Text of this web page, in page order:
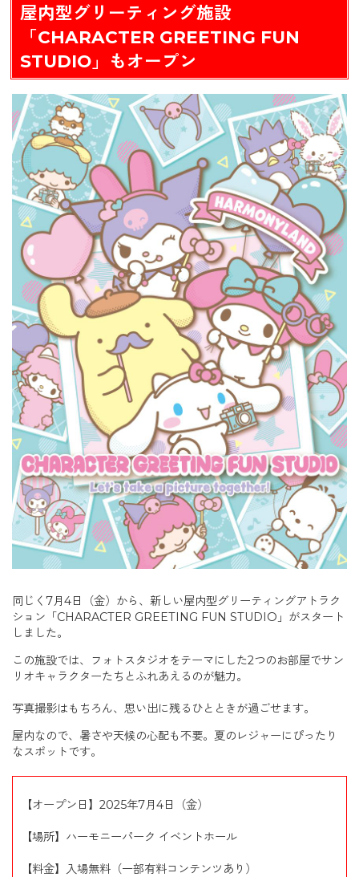
屋内型グリーティング施設
「CHARACTER GREETING FUN
STUDIO」もオープン
同じく7月4日（金）から、新しい屋内型グリーティングアトラク
ション「CHARACTER GREETING FUN STUDIO」がスタート
しました。
この施設では、フォトスタジオをテーマにした2つのお部屋でサン
リオキャラクターたちとふれあえるのが魅力。
写真撮影はもちろん、思い出に残るひとときが過ごせます。
屋内なので、暑さや天候の心配も不要。夏のレジャーにぴったり
なスポットです。
【オープン日】2025年7月4日（金）
【場所】ハーモニーパーク イベントホール
【料金】入場無料（一部有料コンテンツあり）